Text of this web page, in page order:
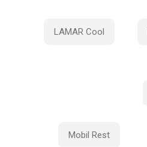
LAMAR Cool
Mobil Rest